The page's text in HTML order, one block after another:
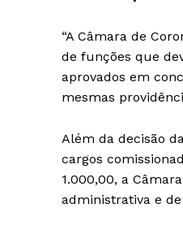
“A Câmara de
de funções que
aprovados em
mesmas
Além da decisão
cargos
1.000,00, a
administrativa e de